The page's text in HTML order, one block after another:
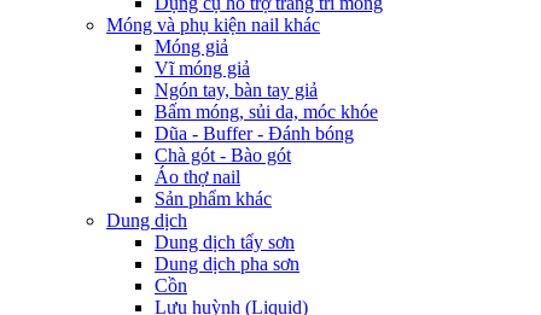
Móng và phụ kiện nail khác
Móng giả
Vĩ móng giả
Ngón tay, bàn tay giả
Bấm móng, sủi da, móc khóe
Dũa - Buffer - Đánh bóng
Chà gót - Bào gót
Áo thợ nail
Sản phẩm khác
Dung dịch
Dung dịch tẩy sơn
Dung dịch pha sơn
Cồn
Lưu huỳnh (Liquid)